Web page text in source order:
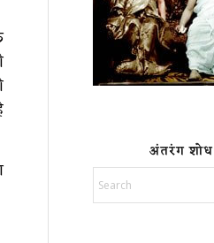
अंतरंग शोध